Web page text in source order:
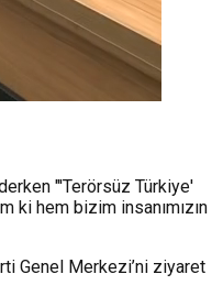
"'Terörsüz Türkiye'
ki hem bizim insanımızın
Genel Merkezi’ni ziyaret